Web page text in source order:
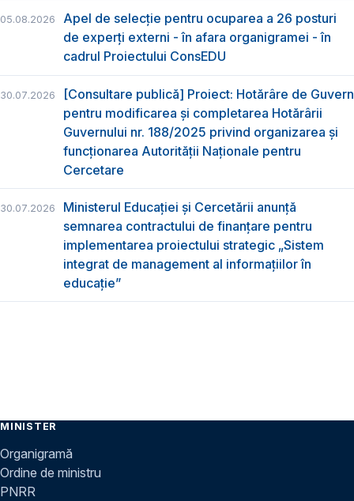
05.08.2026
Apel de selecție pentru ocuparea a 26 posturi
de experți externi - în afara organigramei - în
cadrul Proiectului ConsEDU
30.07.2026
[Consultare publică] Proiect: Hotărâre de Guvern
pentru modificarea și completarea Hotărârii
Guvernului nr. 188/2025 privind organizarea şi
funcţionarea Autorităţii Naţionale pentru
Cercetare
30.07.2026
Ministerul Educației și Cercetării anunță
semnarea contractului de finanțare pentru
implementarea proiectului strategic „Sistem
integrat de management al informațiilor în
educație”
MINISTER
Organigramă
Ordine de ministru
PNRR